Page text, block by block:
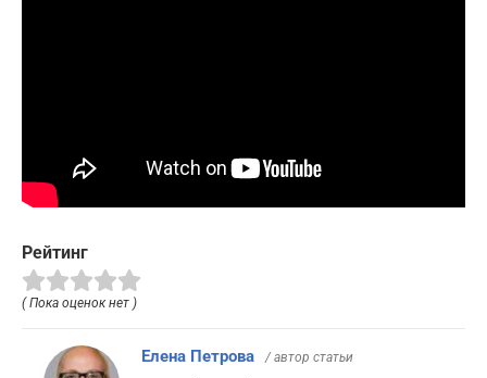
Рейтинг
( Пока оценок нет )
Елена Петрова / автор статьи